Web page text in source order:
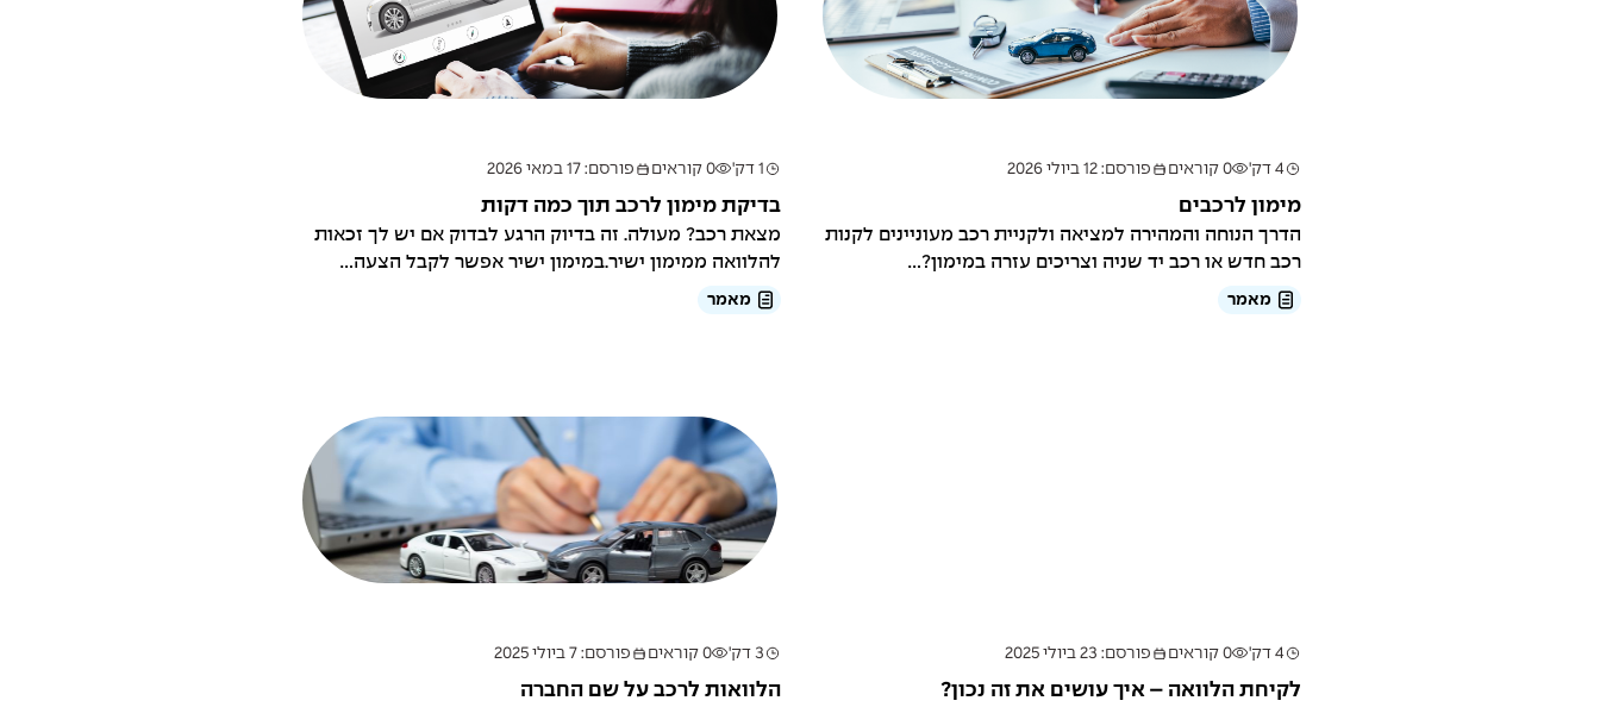
4 דק' 0 קוראים פורסם: 12 ביולי 2026
מימון לרכבים
הדרך הנוחה והמהירה למציאה ולקניית רכב מעוניינים לקנות
רכב חדש או רכב יד שניה וצריכים עזרה במימון?...
מאמר
1 דק' 0 קוראים פורסם: 17 במאי 2026
בדיקת מימון לרכב תוך כמה דקות
מצאת רכב? מעולה. זה בדיוק הרגע לבדוק אם יש לך זכאות
להלוואה ממימון ישיר.במימון ישיר אפשר לקבל הצעה...
מאמר
4 דק' 0 קוראים פורסם: 23 ביולי 2025
לקיחת הלוואה – איך עושים את זה נכון?
3 דק' 0 קוראים פורסם: 7 ביולי 2025
הלוואות לרכב על שם החברה